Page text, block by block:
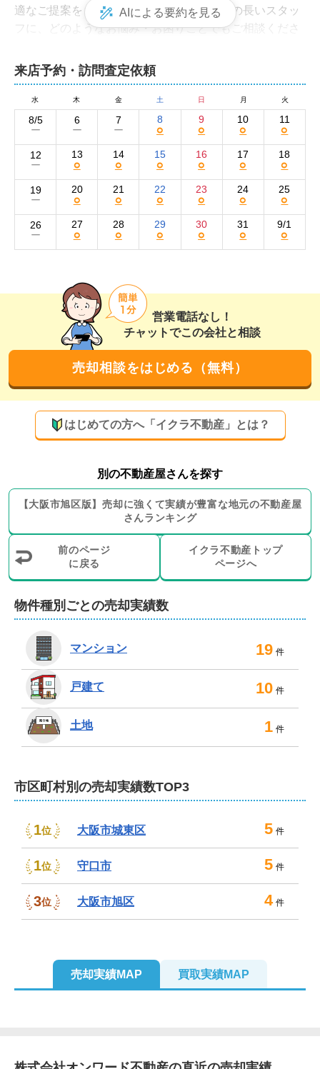
営業電話なし！
チャットでこの会社と相談
売却相談をはじめる（無料）
はじめての方へ「イクラ不動産」とは？
別の不動産屋さんを探す
【大阪市旭区版】売却に強くて実績が豊富な地元の不動産屋
さんランキング
前のページ
に戻る
イクラ不動産トップ
ページへ
来店予約・訪問査定依頼
水 木 金 土 日 月 火
8/5
ー
6
ー
7
ー
8
○
9
○
10
○
11
○
12
ー
13
○
14
○
15
○
16
○
17
○
18
○
19
ー
20
○
21
○
22
○
23
○
24
○
25
○
26
ー
27
○
28
○
29
○
30
○
31
○
9/1
○
適なご提案をさせていただきます。業界歴の長いスタッ
フに、どのようなお悩み・お困りごとでもご相談くださ
「オンワード不動産」は、これまで買主様の住宅購入を
多数お手伝いしてまいりました。そのため、買主様の会
員登録が多いのが弊社の強みです。買い手を早く探せる
だけでなく、売値が高くても成約に結び付けられるよ
う、物件に合った売却方法をご提案できます。
また、弊社での即金買取や、売却後も住み続けられるリ
ースバックにも対応可能。もちろん不用品の買取や回収
も承ります。リフォーム完成後のイメージがしやすくな
る、バーチャルホームステイジングも可能です。
どのポータルサイトや、チラシにて買い手を集客。ネッ
トへの掲載写真は、プロカメラマンの撮影方法を取り入
れて同等クラスの仕上がりにすることと、角度や明るさ
を調整することを心がけています。
多くの媒体を利用して買い手にアピールすることが得意
ですので、他社で売れずお困りの方はぜひ一度ご相談く
ださい。
AIによる要約を見る
物件種別ごとの売却実績数
マンション 19 件
戸建て 10 件
土地 1 件
市区町村別の売却実績数TOP3
1位 大阪市城東区 5 件
1位 守口市 5 件
3位 大阪市旭区 4 件
売却実績MAP 買取実績MAP